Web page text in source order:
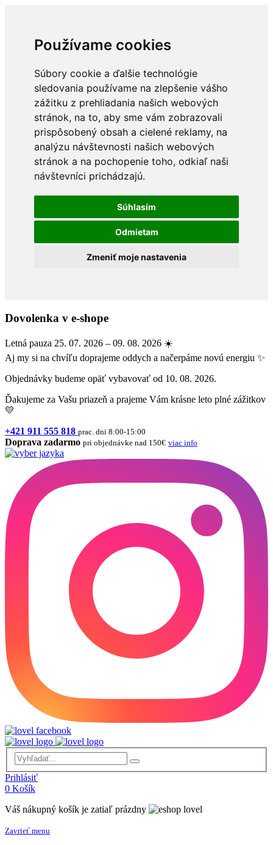
Používame cookies
Súbory cookie a ďalšie technológie
sledovania používame na zlepšenie vášho
zážitku z prehliadania našich webových
stránok, na to, aby sme vám zobrazovali
prispôsobený obsah a cielené reklamy, na
analýzu návštevnosti našich webových
stránok a na pochopenie toho, odkiaľ naši
návštevníci prichádzajú.
Súhlasím
Odmietam
Zmeniť moje nastavenia
Dovolenka v e-shope
Letná pauza 25. 07. 2026 – 09. 08. 2026 ☀️
Aj my si na chvíľu doprajeme oddych a načerpáme novú energiu ✨
Objednávky budeme opäť vybavovať od 10. 08. 2026.
Ďakujeme za Vašu priazeň a prajeme Vám krásne leto plné zážitkov
💛
+421 911 555 818 prac. dni 8:00-15:00
Doprava zadarmo pri objednávke nad 150€ viac info
Prihlásiť
0 Košík
Váš nákupný košík je zatiaľ prázdny
Zavrieť menu